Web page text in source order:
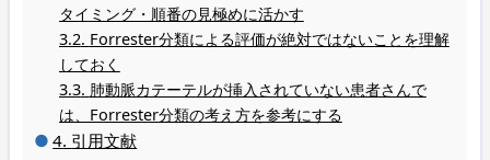
タイミング・順番の見極めに活かす
Forrester分類による評価が絶対ではないことを理解
しておく
肺動脈カテーテルが挿入されていない患者さんで
は、Forrester分類の考え方を参考にする
引用文献